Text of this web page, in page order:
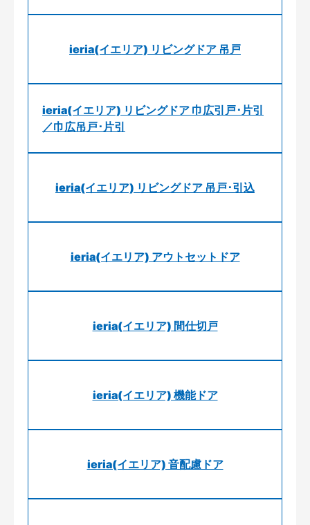
ieria(イエリア) リビングドア 吊戸
ieria(イエリア) リビングドア 巾広引戸･片引
／巾広吊戸･片引
ieria(イエリア) リビングドア 吊戸･引込
ieria(イエリア) アウトセットドア
ieria(イエリア) 間仕切戸
ieria(イエリア) 機能ドア
ieria(イエリア) 音配慮ドア